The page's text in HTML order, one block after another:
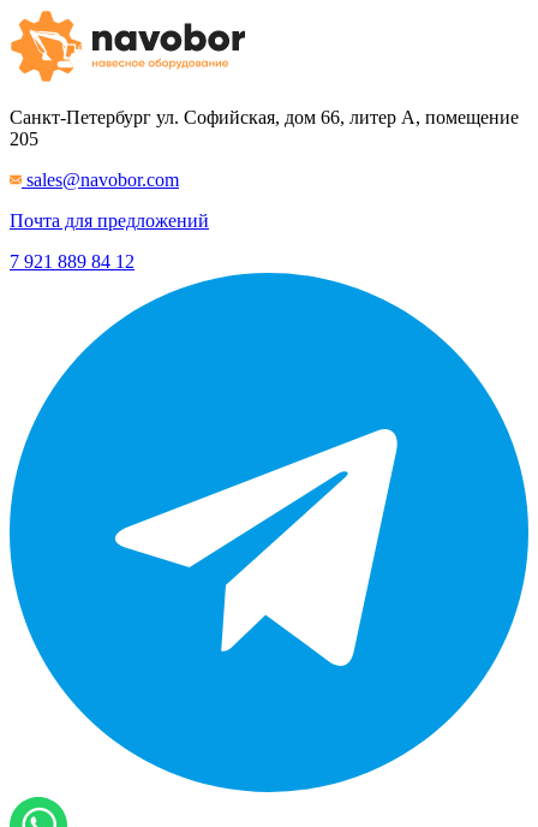
Санкт-Петербург ул. Софийская, дом 66, литер А, помещение
205
sales@navobor.com
Почта для предложений
7 921 889 84 12